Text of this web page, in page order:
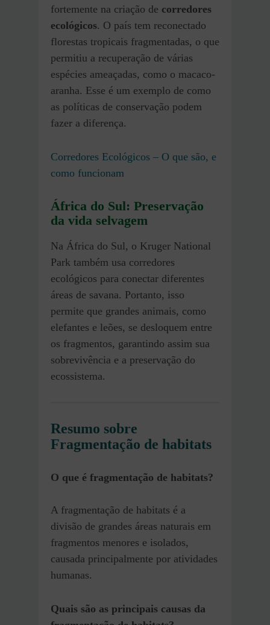
fortemente na criação de corredores
ecológicos. O país tem reconectado
florestas tropicais fragmentadas, o que
permitiu a recuperação de várias
espécies ameaçadas, como o macaco-
aranha. Esse é um exemplo de como
as políticas de conservação podem
fazer a diferença.
Corredores Ecológicos – O que são, e
como funcionam
África do Sul: Preservação
da vida selvagem
Na África do Sul, o Kruger National
Park também usa corredores
ecológicos para conectar diferentes
áreas de savana. Portanto, isso
permite que grandes animais, como
elefantes e leões, se desloquem entre
os fragmentos, garantindo assim sua
sobrevivência e a preservação do
ecossistema.
Resumo sobre
Fragmentação de habitats
O que é fragmentação de habitats?
A fragmentação de habitats é a
divisão de grandes áreas naturais em
fragmentos menores e isolados,
causada principalmente por atividades
humanas.
Quais são as principais causas da